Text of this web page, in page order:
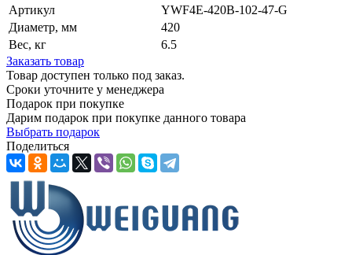
Артикул
YWF4E-420B-102-47-G
Диаметр, мм
420
Вес, кг
6.5
Заказать товар
Товар доступен только под заказ.
Сроки уточните у менеджера
Подарок при покупке
Дарим подарок при покупке данного товара
Выбрать подарок
Поделиться